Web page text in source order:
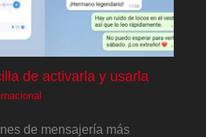
de activarla y usarla
de mensajería más